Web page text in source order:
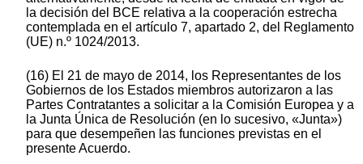
la decisión del BCE relativa a la cooperación estrecha
contemplada en el artículo 7, apartado 2, del Reglamento
(UE) n.º 1024/2013.
(16) El 21 de mayo de 2014, los Representantes de los
Gobiernos de los Estados miembros autorizaron a las
Partes Contratantes a solicitar a la Comisión Europea y a
la Junta Única de Resolución (en lo sucesivo, «Junta»)
para que desempeñen las funciones previstas en el
presente Acuerdo.